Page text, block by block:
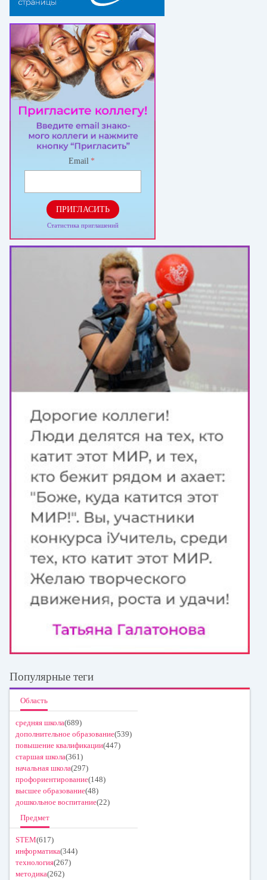
Email *
ПРИГЛАСИТЬ
Статистика приглашений
Популярные теги
Область
средняя школа(689)
дополнительное образование(539)
повышение квалификации(447)
старшая школа(361)
начальная школа(297)
профориентирование(148)
высшее образование(48)
дошкольное воспитание(22)
Предмет
STEM(617)
информатика(344)
технология(267)
методика(262)